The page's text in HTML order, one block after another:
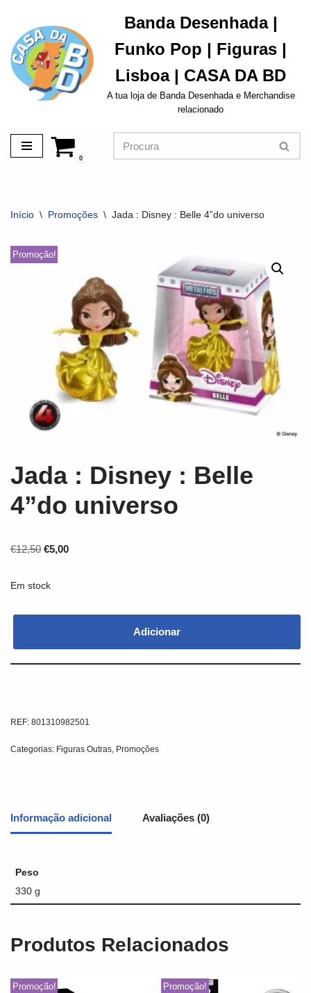
Avançar
para
o
conteúdo
Banda Desenhada |
Funko Pop | Figuras |
Lisboa | CASA DA BD
A tua loja de Banda Desenhada e Merchandise
relacionado
0
Início \ Promoções \ Jada : Disney : Belle 4”do universo
Promoção!
Jada : Disney : Belle
4”do universo
€12,50 €5,00
Em stock
Adicionar
REF: 801310982501
Categorias: Figuras Outras Promoções
Informação adicional Avaliações (0)
Peso
330 g
Produtos Relacionados
Promoção! Promoção!